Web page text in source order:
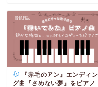
音帆日誌
『赤毛のアン』エンディン
グ曲『さめない夢』をピアノ